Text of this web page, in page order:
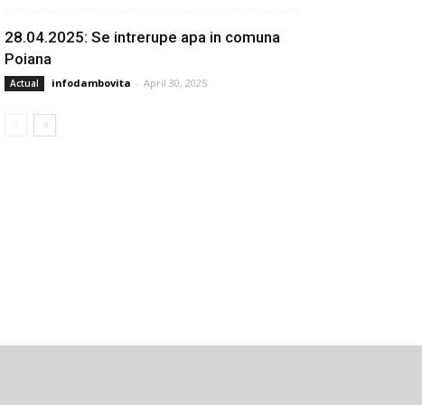
28.04.2025: Se intrerupe apa in comuna
Poiana
Actual infodambovita - April 30, 2025